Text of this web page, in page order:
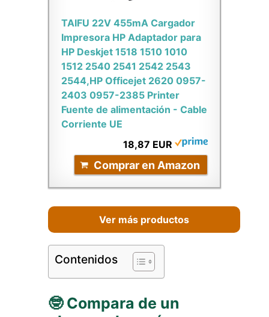
TAIFU 22V 455mA Cargador
Impresora HP Adaptador para
HP Deskjet 1518 1510 1010
1512 2540 2541 2542 2543
2544,HP Officejet 2620 0957-
2403 0957-2385 Printer
Fuente de alimentación - Cable
Corriente UE
18,87 EUR
Comprar en Amazon
Ver más productos
Contenidos
🤓 Compara de un